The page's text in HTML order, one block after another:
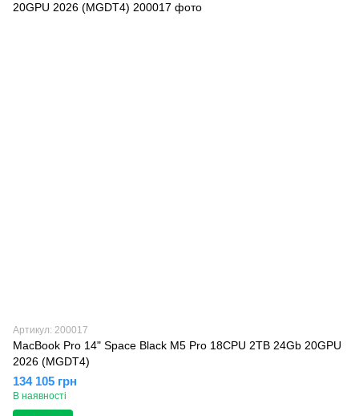
Артикул: 200017
MacBook Pro 14" Space Black M5 Pro 18CPU 2TB 24Gb 20GPU
2026 (MGDT4)
134 105 грн
В наявності